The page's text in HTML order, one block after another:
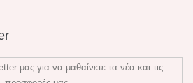
μας για να μαθαίνετε τα νέα και τις